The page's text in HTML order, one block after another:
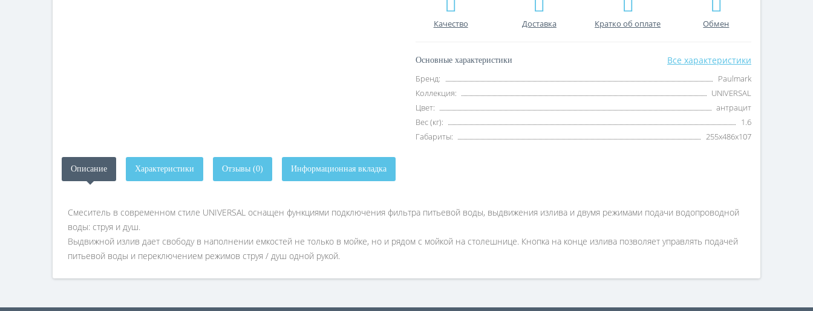
Качество Доставка Кратко об оплате Обмен
Основные характеристики Все характеристики
Бренд:
Paulmark
Коллекция:
UNIVERSAL
Цвет:
антрацит
Вес (кг):
1.6
Габариты:
255х486х107
Описание Характеристики Отзывы (0) Информационная вкладка
Смеситель в современном стиле UNIVERSAL оснащен функциями подключения фильтра питьевой воды, выдвижения излива и двумя режимами подачи водопроводной
воды: струя и душ.
Выдвижной излив дает свободу в наполнении емкостей не только в мойке, но и рядом с мойкой на столешнице. Кнопка на конце излива позволяет управлять подачей
питьевой воды и переключением режимов струя / душ одной рукой.